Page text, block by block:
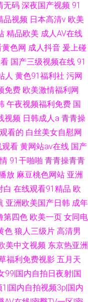
无码 深夜国产视频 91
品视频 日本高清v 欧美
精品欧美 成人AV在线
色网 成人抖音 爰上碰
国产三级视频在线 91
人 黄色91福利社 污网
免费 欧美激情福利网
午夜视频福利免费 国
视频 日韩成人a 青青操
看的 白丝美女自慰网
观看 黄网站av在线 国产
91干啪啪 青青操青青
放 麻豆桃色网站 亚洲
白 在线观看91精品 欧
亚洲欧美国产日韩 成年
第四色 欧美一页 女同电
色 狼人三级片 高清男
美中文视频 东京热亚洲
福利免费视影 五月天
99|国内自拍日夜射|国
国内自拍视频3p|国内